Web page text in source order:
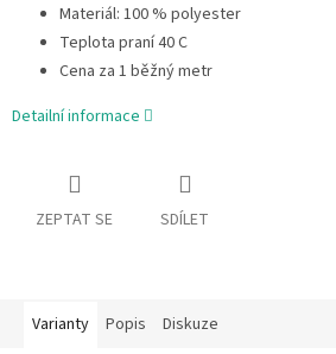
Materiál: 100 % polyester
Teplota praní 40 C
Cena za 1 běžný metr
Detailní informace
ZEPTAT SE SDÍLET
Varianty Popis Diskuze